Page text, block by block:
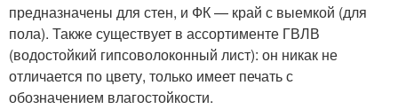
предназначены для стен, и ФК — край с выемкой (для
пола). Также существует в ассортименте ГВЛВ
(водостойкий гипсоволоконный лист): он никак не
отличается по цвету, только имеет печать с
обозначением влагостойкости.